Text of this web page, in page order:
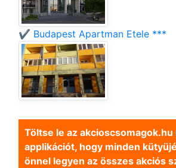
✔️ Budapest Apartman Etele ***
Töltse le az akcioscsomagok.hu
applikációt, hogy minden
önnel legyen az összes akciós